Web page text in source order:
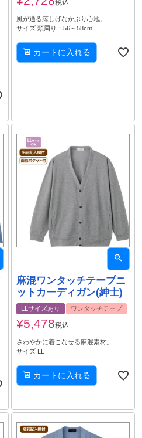
税込
風が通る涼しげなかぶり心地。
サイズ 頭周り：56～58cm
カートに入れる
麻混ワンタッチテープニ
ットカーディガン(紳士)
LLサイズあり ワンタッチテープ
¥5,478税込
さわやかに着こなせる麻混素材。
サイズ LL
カートに入れる